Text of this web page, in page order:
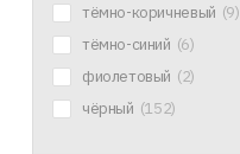
тёмно-коричневый (9)
тёмно-синий (6)
фиолетовый (2)
чёрный (152)